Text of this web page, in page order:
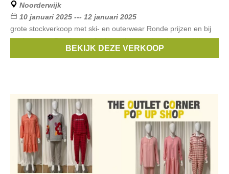
Noorderwijk
10 januari 2025 --- 12 januari 2025
grote stockverkoop met ski- en outerwear Ronde prijzen en bij
aankoop van 5 stuks, het 6e ( goedkoopste ) stuk gratis !!!!
Icepeak,rehall,Lutha
BEKIJK DEZE VERKOOP